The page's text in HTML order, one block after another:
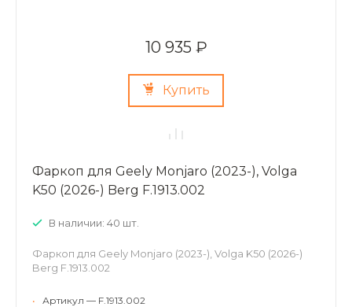
10 935 ₽
Купить
Фаркоп для Geely Monjaro (2023-), Volga
K50 (2026-) Berg F.1913.002
В наличии: 40 шт.
Фаркоп для Geely Monjaro (2023-), Volga K50 (2026-)
Berg F.1913.002
•
Артикул — F.1913.002